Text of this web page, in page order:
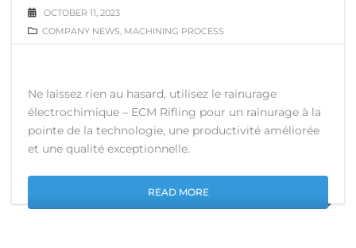
OCTOBER 11, 2023
COMPANY NEWS, MACHINING PROCESS
Ne laissez rien au hasard, utilisez le rainurage
électrochimique – ECM Rifling pour un rainurage à la
pointe de la technologie, une productivité améliorée
et une qualité exceptionnelle.
READ MORE